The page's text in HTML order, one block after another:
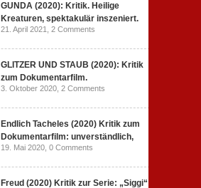
GUNDA (2020): Kritik. Heilige
Kreaturen, spektakulär inszeniert.
21. April 2021, 2 Comments
GLITZER UND STAUB (2020): Kritik
zum Dokumentarfilm.
3. Oktober 2020, 2 Comments
Endlich Tacheles (2020) Kritik zum
Dokumentarfilm: unverständlich,
19. Mai 2020, 0 Comments
Freud (2020) Kritik zur Serie: „Siggi“